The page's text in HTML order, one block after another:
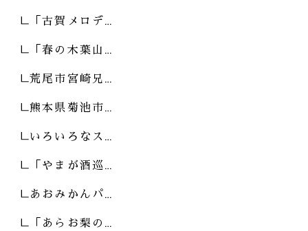
「古賀メロデ…
「春の木葉山…
荒尾市宮崎兄…
熊本県菊池市…
いろいろなス…
「やまが酒巡…
あおみかんパ…
「あらお梨の…